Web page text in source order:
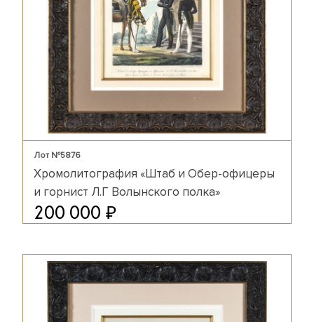
Лот №5876
Хромолитография «Штаб и Обер-офицеры
и горнист Л.Г Волынского полка»
200 000 ₽